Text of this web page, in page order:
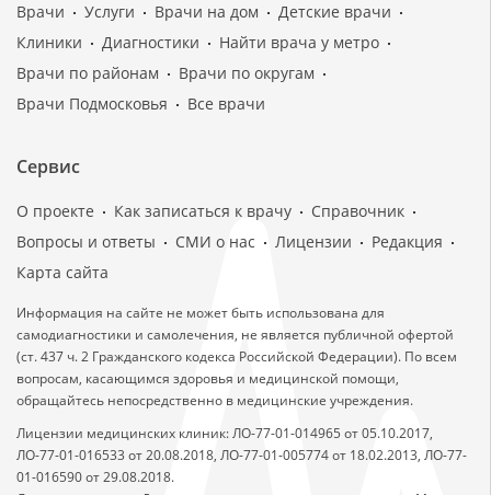
Врачи Услуги Врачи на дом
Детские врачи
Клиники
Диагностики
Найти врача у метро
Врачи по районам
Врачи по округам
Врачи Подмосковья
Все врачи
Сервис
О проекте Как записаться к врачу
Справочник
Вопросы и ответы
СМИ о нас Лицензии
Редакция
Карта сайта
Информация на сайте не может быть использована для
самодиагностики и самолечения, не является публичной офертой
(ст. 437 ч. 2 Гражданского кодекса Российской Федерации). По всем
вопросам, касающимся здоровья и медицинской помощи,
обращайтесь непосредственно в медицинские учреждения.
Лицензии медицинских клиник: ЛО-77-01-014965 от 05.10.2017,
ЛО-77-01-016533 от 20.08.2018, ЛО-77-01-005774 от 18.02.2013, ЛО-77-
01-016590 от 29.08.2018.